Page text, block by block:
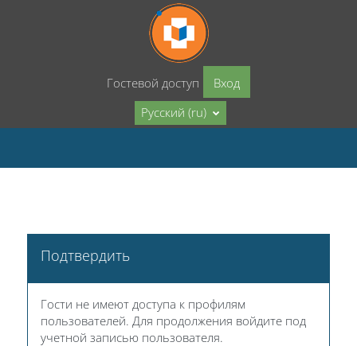
Перейти к основному содержанию
Гостевой доступ
Вход
Русский ‎(ru)‎
Подтвердить
Гости не имеют доступа к профилям
пользователей. Для продолжения войдите под
учетной записью пользователя.